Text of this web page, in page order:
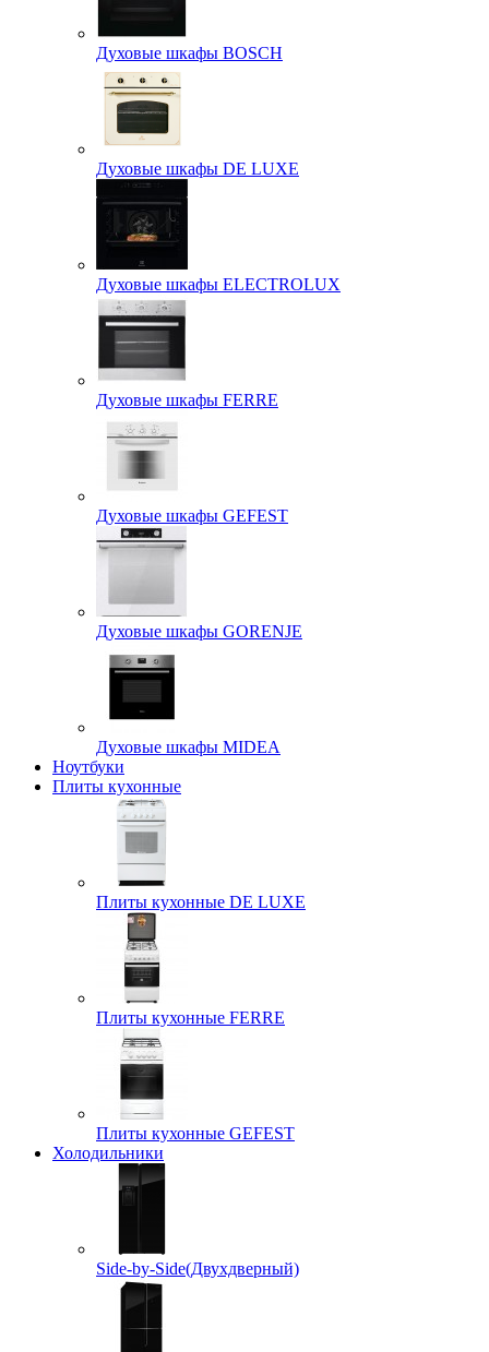
Духовые шкафы BOSCH
Духовые шкафы DE LUXE
Духовые шкафы ELECTROLUX
Духовые шкафы FERRE
Духовые шкафы GEFEST
Духовые шкафы GORENJE
Духовые шкафы MIDEA
Ноутбуки
Плиты кухонные
Плиты кухонные DE LUXE
Плиты кухонные FERRE
Плиты кухонные GEFEST
Холодильники
Side-by-Side(Двухдверный)